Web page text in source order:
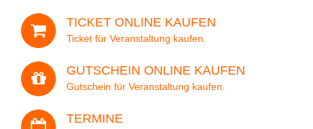
Veranstaltung
TICKET ONLINE KAUFEN
Ticket für Veranstaltung kaufen.
GUTSCHEIN ONLINE KAUFEN
Gutschein für Veranstaltung kaufen.
TERMINE